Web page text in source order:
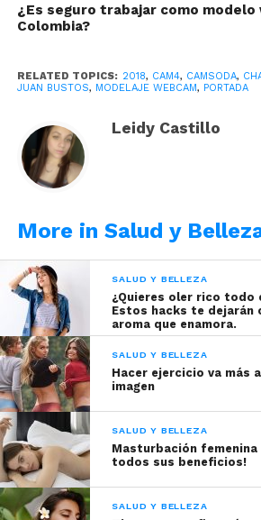
Con la edad pasas de jugar con los
deslumbrar, es por eso que tu
día a día, según la ocasión y la
webcam, puedes lograr maquillajes
otros casos
apoderarte del color
seductores.
colores que armonicen con el tono
para así crear efectos que se roben
por ello que te damos
conozcas los colores que
color de ojos:
¿Es seguro trabajar como modelo
Colombia?
RELATED TOPICS: 2018, CAM4, CAMSODA,
JUAN BUSTOS, MODELAJE WEBCAM, PORTADA
Leidy Castillo
More in Salud y
SALUD Y BELLEZA
¿Quieres oler rico todo
Estos hacks te dejarán
aroma que enamora.
SALUD Y BELLEZA
Hacer ejercicio va más
imagen
SALUD Y BELLEZA
Masturbación femenina
todos sus beneficios!
SALUD Y BELLEZA